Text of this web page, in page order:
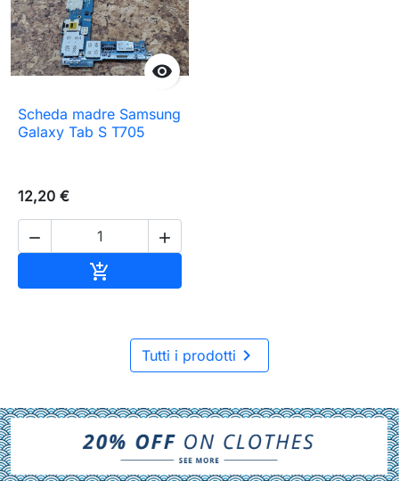

Scheda madre Samsung
Galaxy Tab S T705
12,20 €
 

Tutti i prodotti 